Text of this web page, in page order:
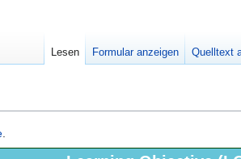
.
Lesen Formular anzeigen Quelltext